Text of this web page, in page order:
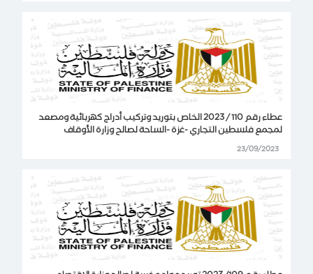
عطاء رقم 110 / 2023 الخاص بتوريد وتركيب أدراج كهربائية ومصعد
لمجمع فلسطين التجاري -غزة -الساحة لصالح وزارة الأوقاف
23/09/2023